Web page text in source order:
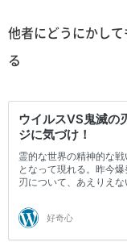
他者にどうにかし
る